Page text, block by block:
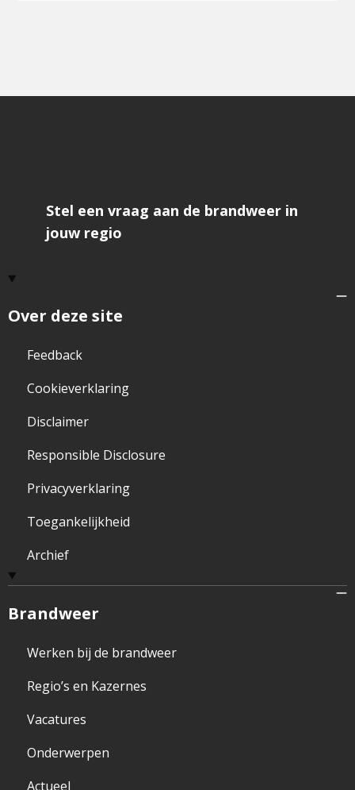
Over deze site
Feedback
Cookieverklaring
Disclaimer
Responsible Disclosure
Privacyverklaring
Toegankelijkheid
Archief
Brandweer
Werken bij de brandweer
Regio’s en Kazernes
Vacatures
Onderwerpen
Actueel
Stel een vraag aan de brandweer in
jouw regio